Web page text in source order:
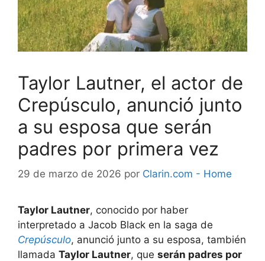
Taylor Lautner, el actor de
Crepúsculo, anunció junto
a su esposa que serán
padres por primera vez
29 de marzo de 2026 por Clarin.com - Home
Taylor Lautner, conocido por haber
interpretado a Jacob Black en la saga de
Crepúsculo, anunció junto a su esposa, también
llamada Taylor Lautner, que serán padres por